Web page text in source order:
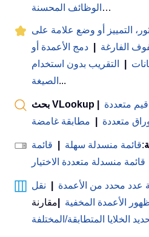
الوظائف المحسنة …
التمييز أو وضع علامة على
الفارغة
دمج الأعمدة أو
التقريب بدون استخدام
الصيغة ...
قيم متعددة
متعددة
مطابقة غامضة
:قائمة منسدلة سهلة
قائمة
قائمة منسدلة متعددة الاختيار
عدد محدد من الأعمدة
نقل
الأعمدة المخفية
مقارنة
الخلايا المتطابقة/المختلفة